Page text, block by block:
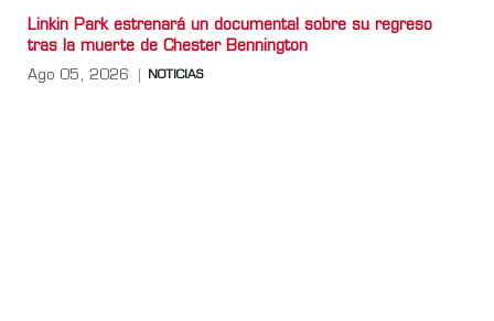
Linkin Park estrenará un documental sobre su regreso
tras la muerte de Chester Bennington
Ago 05, 2026 NOTICIAS